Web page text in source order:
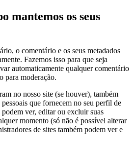
mantemos os seus
o comentário e os seus metadados
Fazemos isso para que seja
automaticamente qualquer comentário
para moderação.
no nosso site (se houver), também
que fornecem no seu perfil de
ver, editar ou excluir suas
momento (só não é possível alterar
de sites também podem ver e